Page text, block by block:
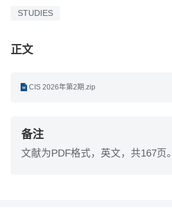
STUDIES
正文
CIS 2026年第2期.zip
备注
文献为PDF格式，英文，共167页。